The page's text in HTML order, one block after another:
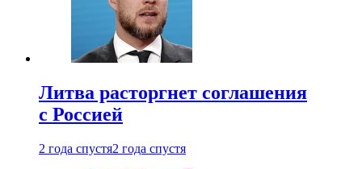
Литва расторгнет соглашения
с Россией
2 года спустя2 года спустя